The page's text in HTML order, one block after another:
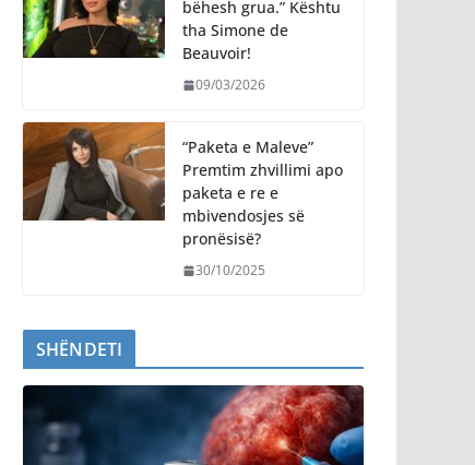
bëhesh grua.” Kështu
tha Simone de
Beauvoir!
09/03/2026
“Paketa e Maleve”
Premtim zhvillimi apo
paketa e re e
mbivendosjes së
pronësisë?
30/10/2025
SHËNDETI